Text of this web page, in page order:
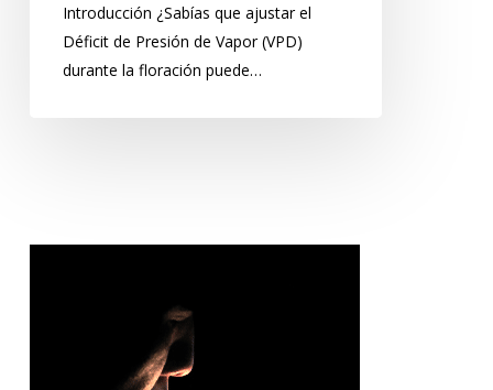
Introducción ¿Sabías que ajustar el
Déficit de Presión de Vapor (VPD)
durante la floración puede…